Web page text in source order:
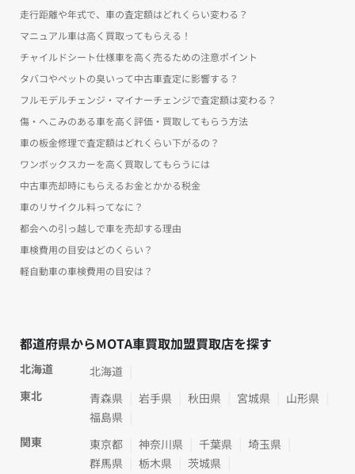
走行距離や年式で、車の査定額はどれくらい変わる？
マニュアル車は高く買取ってもらえる！
チャイルドシート仕様車を高く売るための注意ポイント
タバコやペットの臭いって中古車査定に影響する？
フルモデルチェンジ・マイナーチェンジで査定額は変わる？
傷・へこみのある車を高く評価・買取してもらう方法
車の板金修理で査定額はどれくらい下がるの？
ワンボックスカーを高く買取してもらうには
中古車売却時にもらえるお金とかかる税金
車のリサイクル料ってなに？
都会への引っ越しで車を売却する理由
車検費用の目安はどのくらい？
軽自動車の車検費用の目安は？
都道府県からMOTA車買取加盟買取店を探す
北海道
北海道
東北
青森県 岩手県 秋田県 宮城県
山形県
福島県
関東
東京都 神奈川県 千葉県
埼玉県
群馬県
栃木県
茨城県